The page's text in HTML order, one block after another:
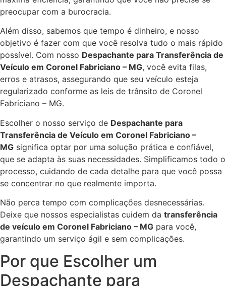
preocupar com a burocracia.
Além disso, sabemos que tempo é dinheiro, e nosso
objetivo é fazer com que você resolva tudo o mais rápido
possível. Com nosso Despachante para Transferência de
Veículo em Coronel Fabriciano – MG, você evita filas,
erros e atrasos, assegurando que seu veículo esteja
regularizado conforme as leis de trânsito de Coronel
Fabriciano – MG.
Escolher o nosso serviço de Despachante para
Transferência de Veículo em Coronel Fabriciano –
MG significa optar por uma solução prática e confiável,
que se adapta às suas necessidades. Simplificamos todo o
processo, cuidando de cada detalhe para que você possa
se concentrar no que realmente importa.
Não perca tempo com complicações desnecessárias.
Deixe que nossos especialistas cuidem da transferência
de veículo em Coronel Fabriciano – MG para você,
garantindo um serviço ágil e sem complicações.
Por que Escolher um
Despachante para